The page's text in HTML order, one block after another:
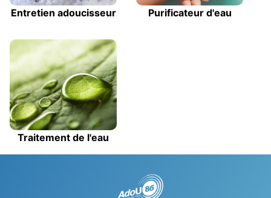
Entretien adoucisseur Purificateur d'eau
Traitement de l'eau